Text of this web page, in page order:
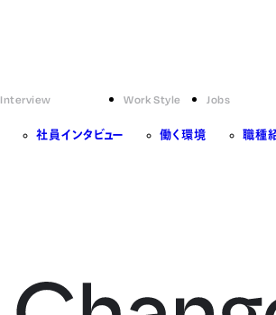
Interview
社員インタビュー
Work Style
働く環境
Jobs
職種